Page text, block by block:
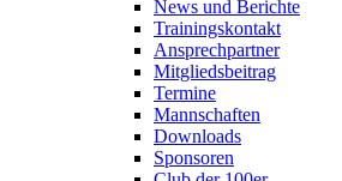
News und Berichte
Trainingskontakt
Ansprechpartner
Mitgliedsbeitrag
Termine
Mannschaften
Downloads
Sponsoren